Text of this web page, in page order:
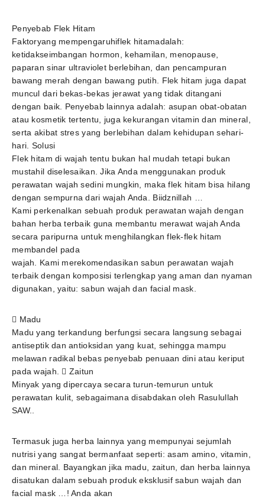
Penyebab Flek Hitam
Faktoryang mempengaruhiflek hitamadalah:
ketidakseimbangan hormon, kehamilan, menopause,
paparan sinar ultraviolet berlebihan, dan pencampuran
bawang merah dengan bawang putih. Flek hitam juga dapat
muncul dari bekas-bekas jerawat yang tidak ditangani
dengan baik. Penyebab lainnya adalah: asupan obat-obatan
atau kosmetik tertentu, juga kekurangan vitamin dan mineral,
serta akibat stres yang berlebihan dalam kehidupan sehari-
hari. Solusi
Flek hitam di wajah tentu bukan hal mudah tetapi bukan
mustahil diselesaikan. Jika Anda menggunakan produk
perawatan wajah sedini mungkin, maka flek hitam bisa hilang
dengan sempurna dari wajah Anda. Biidznillah …
Kami perkenalkan sebuah produk perawatan wajah dengan
bahan herba terbaik guna membantu merawat wajah Anda
secara paripurna untuk menghilangkan flek-flek hitam
membandel pada
wajah. Kami merekomendasikan sabun perawatan wajah
terbaik dengan komposisi terlengkap yang aman dan nyaman
digunakan, yaitu: sabun wajah dan facial mask.
 Madu
Madu yang terkandung berfungsi secara langsung sebagai
antiseptik dan antioksidan yang kuat, sehingga mampu
melawan radikal bebas penyebab penuaan dini atau keriput
pada wajah.  Zaitun
Minyak yang dipercaya secara turun-temurun untuk
perawatan kulit, sebagaimana disabdakan oleh Rasulullah
SAW..
Termasuk juga herba lainnya yang mempunyai sejumlah
nutrisi yang sangat bermanfaat seperti: asam amino, vitamin,
dan mineral. Bayangkan jika madu, zaitun, dan herba lainnya
disatukan dalam sebuah produk eksklusif sabun wajah dan
facial mask …! Anda akan